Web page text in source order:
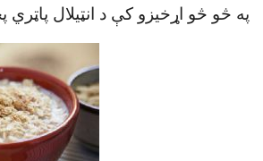
په څو څو اړخیزو کې د انټیلال